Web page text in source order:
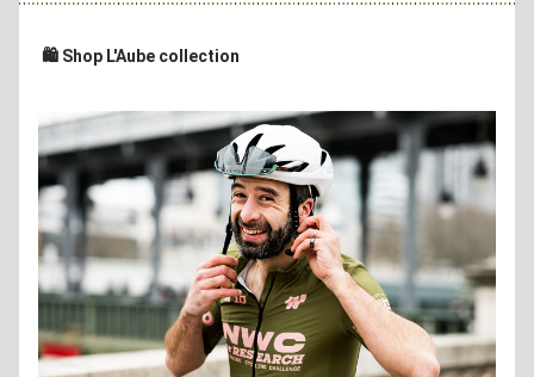
🛍️ Shop L'Aube collection